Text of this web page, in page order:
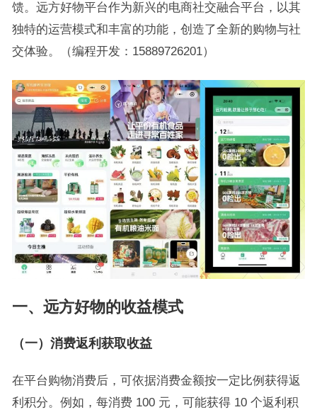
馈。远方好物平台作为新兴的电商社交融合平台，以其
独特的运营模式和丰富的功能，创造了全新的购物与社
交体验。（编程开发：15889726201）
一、远方好物的收益模式
（一）消费返利获取收益
在平台购物消费后，可依据消费金额按一定比例获得返
利积分。例如，每消费 100 元，可能获得 10 个返利积